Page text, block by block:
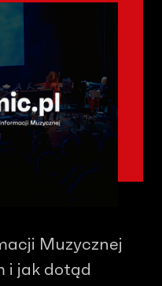
Muzycznej
i jak dotąd